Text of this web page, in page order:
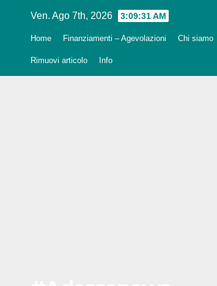
Ven. Ago 7th, 2026 3:09:32 AM
Home Finanziamenti – Agevolazioni Chi siamo
Rimuovi articolo Info